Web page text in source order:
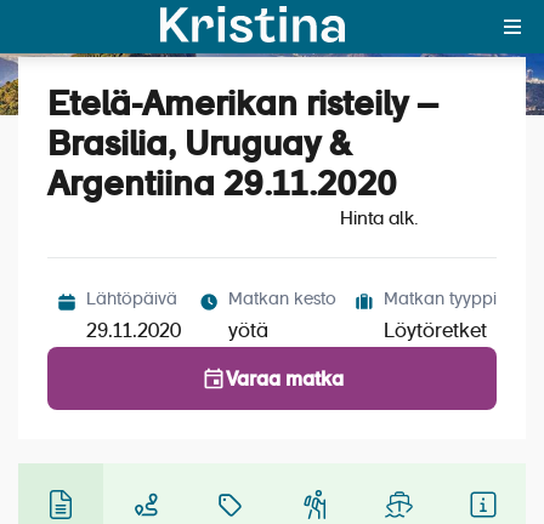
MAJAKKA-portaali
Yksin matkalle?
Suosikit
OTA YHTEYTTÄ
Matkakalenteri
Katso kuvat (7)
Etelä-Amerikan risteily –
Brasilia, Uruguay &
Argentiina 29.11.2020
Hinta alk.
Lähtöpäivä
29.11.2020
Matkan kesto
yötä
Matkan tyyppi
Löytöretket
Varaa matka